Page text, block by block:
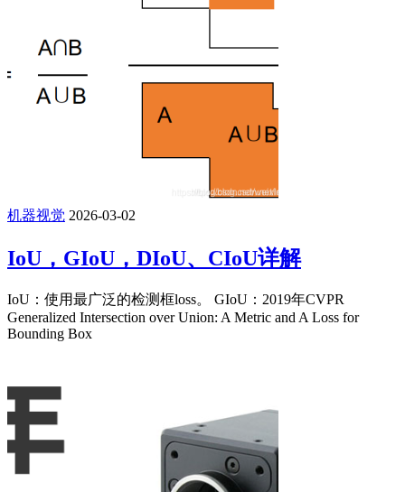
机器视觉 2026-03-02
IoU，GIoU，DIoU、CIoU详解
IoU：使用最广泛的检测框loss。 GIoU：2019年CVPR
Generalized Intersection over Union: A Metric and A Loss for
Bounding Box